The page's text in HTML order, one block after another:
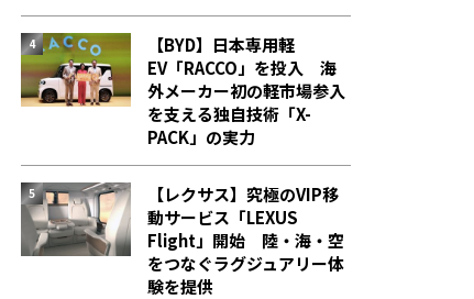
【BYD】日本専用軽
EV「RACCO」を投入 海
外メーカー初の軽市場参入
を支える独自技術「X-
PACK」の実力
【レクサス】究極のVIP移
動サービス「LEXUS
Flight」開始 陸・海・空
をつなぐラグジュアリー体
験を提供